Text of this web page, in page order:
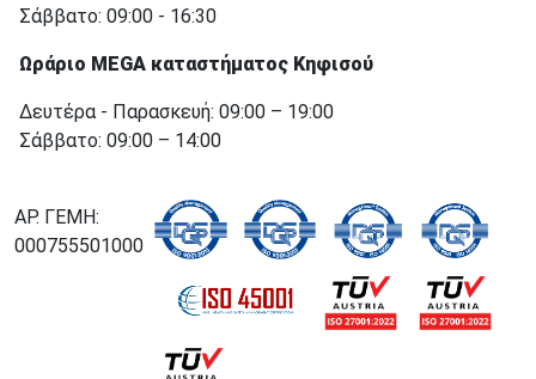
Σάββατο: 09:00 - 16:30
Ωράριο MEGA καταστήματος Κηφισού
Δευτέρα - Παρασκευή: 09:00 – 19:00
Σάββατο: 09:00 – 14:00
ΑΡ. ΓΕΜΗ:
000755501000